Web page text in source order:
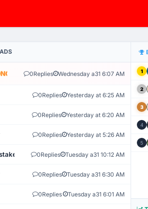
VLIKE.VN: HỆ THỐNG GIÁM SÁT TỰ
0Replies Wednesday a31 6:07 AM
0Replies Yesterday at 6:25 AM
0Replies Yesterday at 6:20 AM
0Replies Yesterday at 5:26 AM
0Replies Tuesday a31 10:12 AM
0Replies Tuesday a31 6:30 AM
0Replies Tuesday a31 6:01 AM
1
2
3
4
5